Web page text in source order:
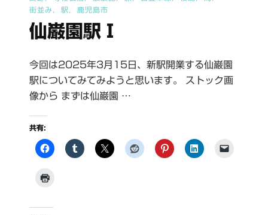
街並み
駅 鹿児島市
仙巌園駅Ⅰ
今回は2025年3月15日、新駅開業する仙巌園
駅についてみてみようと思います。 ストック画
像から まずは仙巌園 …
共有: